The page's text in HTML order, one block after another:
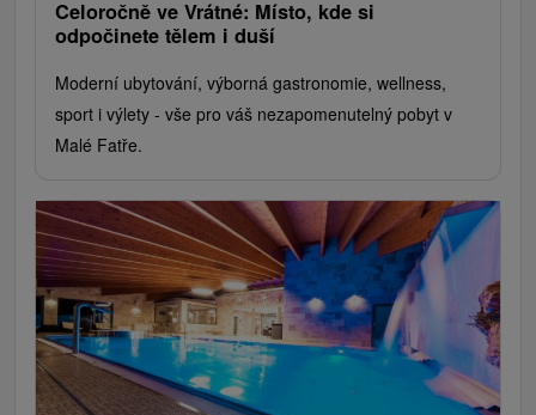
Celoročně ve Vrátné: Místo, kde si
odpočinete tělem i duší
Moderní ubytování, výborná gastronomie, wellness,
sport i výlety - vše pro váš nezapomenutelný pobyt v
Malé Fatře.